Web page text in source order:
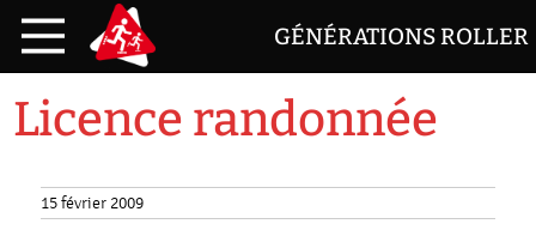
GÉNÉRATIONS ROLLER
Licence randonnée
15 février 2009